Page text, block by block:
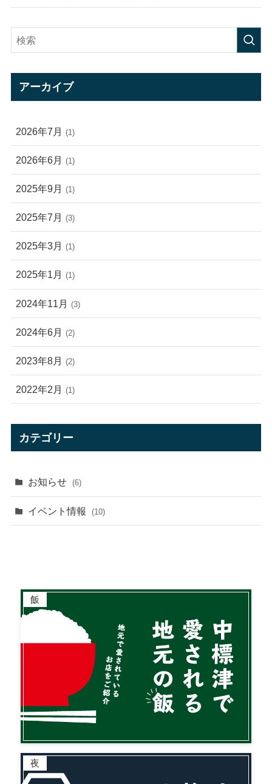
アーカイブ
2026年7月 (1)
2026年6月 (1)
2025年9月 (1)
2025年7月 (3)
2025年3月 (1)
2025年1月 (1)
2024年11月 (3)
2024年6月 (2)
2023年8月 (2)
2022年2月 (1)
カテゴリー
お知らせ (6)
イベント情報 (10)
飯
夜